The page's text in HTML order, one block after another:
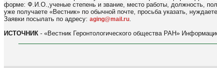
форме: Ф.И.О.,ученые степень и звание, место работы, должность,
уже получаете «Вестник» по обычной почте, просьба указать,
Заявки посылать по адресу: aging@mail.ru.
ИСТОЧНИК - «Вестник Геронтологического общества РАН»